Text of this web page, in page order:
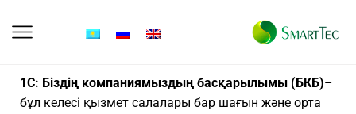
1С: Біздің компаниямыздың басқарылымы (БКБ)–
бұл келесі қызмет салалары бар шағын және орта